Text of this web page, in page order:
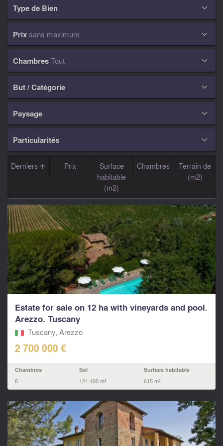
Type de Bien 
Prix sans maximum 
ChambresTout 
But / Catégorie 
Paysage 
Particularités 
Derniers Prix
Surface
habitable
(m2)
Chambres
Terrain de
(m2)
Estate for sale on 12 ha with vineyards and pool.
Arezzo. Tuscany
Tuscany, Arezzo
2 700 000 €
Chambres
8
Sol
121 400 m²
Surface habitable
615 m²